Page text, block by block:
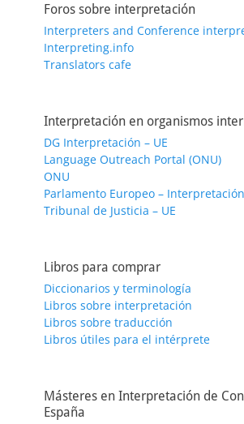
Foros sobre interpretación
Interpreters and Conference
Interpreting.info
Translators cafe
Interpretación en organismos
DG Interpretación – UE
Language Outreach Portal (ONU)
ONU
Parlamento Europeo – Interpretación
Tribunal de Justicia – UE
Libros para comprar
Diccionarios y terminología
Libros sobre interpretación
Libros sobre traducción
Libros útiles para el intérprete
Másteres en Interpretación de
España